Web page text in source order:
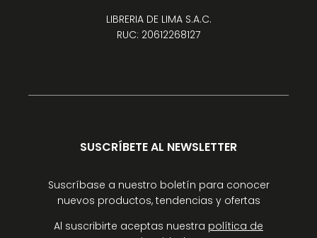
LIBRERIA DE LIMA S.A.C.
RUC: 20612268127
SUSCRÍBETE AL NEWSLETTER
Suscríbase a nuestro boletín para conocer
nuevos productos, tendencias y ofertas
Al suscribirte aceptas nuestra política de